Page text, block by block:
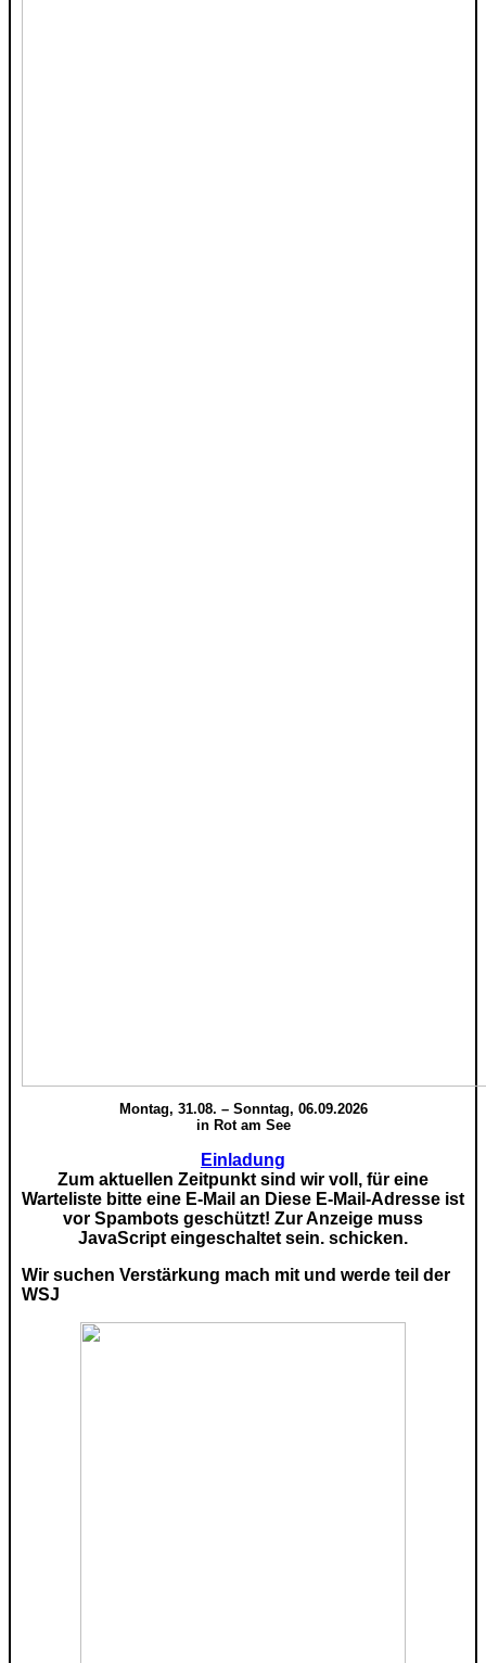
Montag, 31.08. – Sonntag, 06.09.2026
in Rot am See
Einladung
Zum aktuellen Zeitpunkt sind wir voll, für eine
Warteliste bitte eine E-Mail an Diese E-Mail-Adresse ist
vor Spambots geschützt! Zur Anzeige muss
JavaScript eingeschaltet sein. schicken.
Wir suchen Verstärkung mach mit und werde teil der
WSJ